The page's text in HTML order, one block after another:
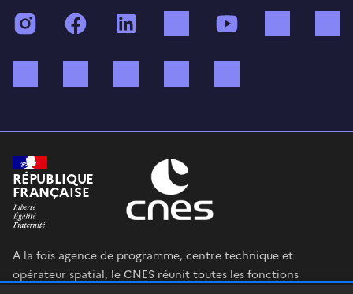
InstagramFacebook TikTok
RÉPUBLIQUE
FRANÇAISE
A la fois agence de programme, centre technique et
opérateur spatial, le CNES réunit toutes les fonctions